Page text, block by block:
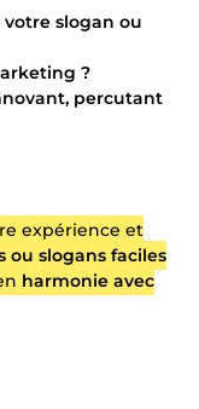
slogan ou
?
percutant
expérience et
ou slogans faciles
harmonie avec